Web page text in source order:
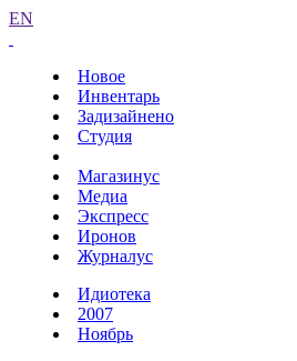
EN
Новое
Инвентарь
Задизайнено
Студия
Магазинус
Медиа
Экспресс
Иронов
Журналус
Идиотека
2007
Ноябрь